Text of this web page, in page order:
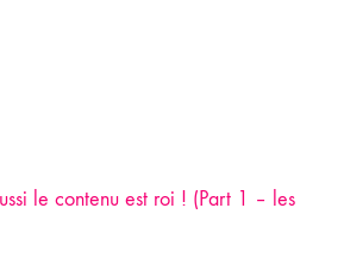
le contenu est roi ! (Part 1 – les